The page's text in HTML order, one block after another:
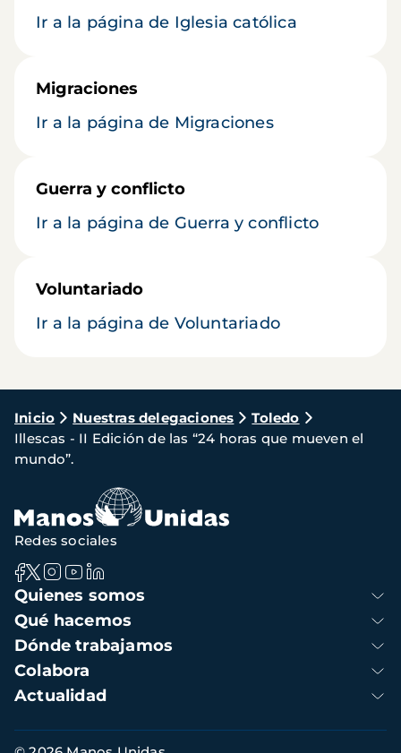
Ir a la página de Iglesia católica
Migraciones
Ir a la página de Migraciones
Guerra y conflicto
Ir a la página de Guerra y conflicto
Voluntariado
Ir a la página de Voluntariado
Ruta
de
navegación
Inicio Nuestras delegaciones
Toledo
Illescas - II Edición de las “24 horas que mueven el
mundo”.
Navegación
principal
Quienes somos
Qué hacemos
Dónde trabajamos
Colabora
Actualidad
Redes sociales